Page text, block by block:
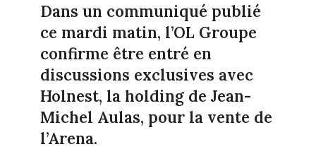
Dans un communiqué publié
ce mardi matin, l’OL Groupe
confirme être entré en
discussions exclusives avec
Holnest, la holding de Jean-
Michel Aulas, pour la vente de
l’Arena.